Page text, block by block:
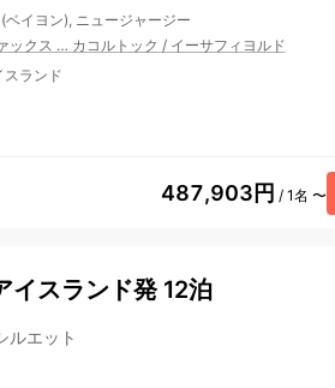
イヨン), ニュージャージー
ックス … カコルトック / イーサフィヨルド
スランド
487,903円 / 1名 〜
イスランド発 12泊
ルエット